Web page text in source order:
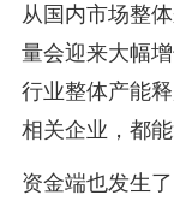
从国内市场整
量会迎来大幅
行业整体产能
相关企业，都
资金端也发生